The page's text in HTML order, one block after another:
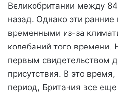
Великобритании между
назад. Однако эти
временными из-за
колебаний того времени.
первым свидетельством
присутствия. В это
период, Британия все